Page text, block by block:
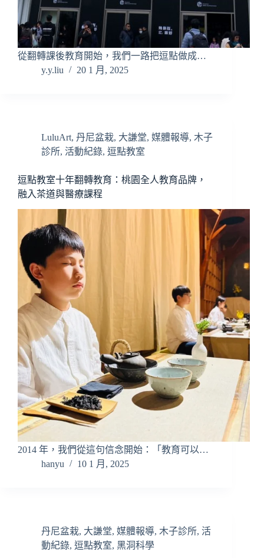
從翻轉課後教育開始，我們一路把逗點做成…
y.y.liu
20 1 月, 2025
LuluArt, 丹尼盆栽, 大謙堂, 媒體報導, 木子
診所, 活動紀錄, 逗點教室
逗點教室十年翻轉教育：桃園全人教育品牌，
融入茶道與醫療課程
2014 年，我們從這句信念開始：「教育可以…
hanyu
10 1 月, 2025
丹尼盆栽, 大謙堂, 媒體報導, 木子診所, 活
動紀錄, 逗點教室, 黑洞科學